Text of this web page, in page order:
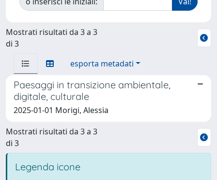
Mostrati risultati da 3 a 3
di 3
esporta metadati
Paesaggi in transizione ambientale,
digitale, culturale
2025-01-01 Morigi, Alessia
Mostrati risultati da 3 a 3
di 3
Legenda icone